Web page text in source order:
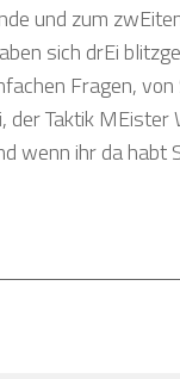
und zum
sich drEi
Fragen, von
Taktik
wenn ihr da